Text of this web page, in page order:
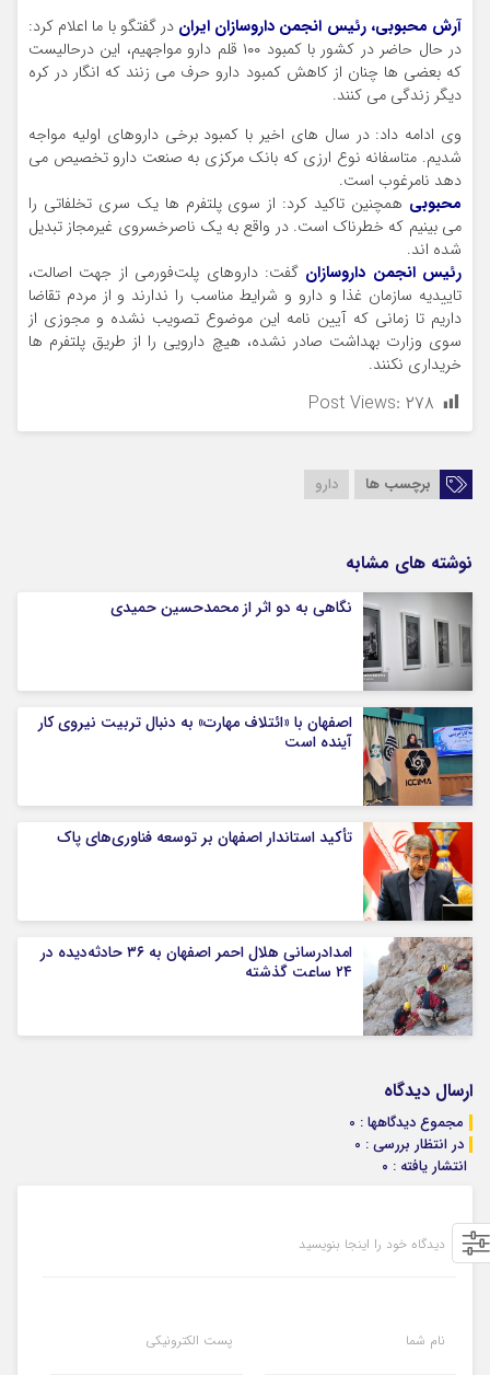
آرش محبوبی، رئیس انجمن داروسازان ایران در گفتگو با ما اعلام کرد:
در حال حاضر در کشور با کمبود ۱۰۰ قلم دارو مواجهیم، این درحالیست
که بعضی ها چنان از کاهش کمبود دارو حرف می زنند که انگار در کره
دیگر زندگی می کنند.
وی ادامه داد: در سال های اخیر با کمبود برخی داروهای اولیه مواجه
شدیم. متاسفانه نوع ارزی که بانک مرکزی به صنعت دارو تخصیص می
دهد نامرغوب است.
محبوبی همچنین تاکید کرد: از سوی پلتفرم ها یک سری تخلفاتی را
می بینیم که خطرناک است. در واقع به یک ناصرخسروی غیرمجاز تبدیل
شده اند.
رئیس انجمن داروسازان گفت: داروهای پلت‌فورمی از جهت اصالت،
تاییدیه سازمان غذا و دارو و شرایط مناسب را ندارند و از مردم تقاضا
داریم تا زمانی که آیین نامه این موضوع تصویب نشده و مجوزی از
سوی وزارت بهداشت صادر نشده، هیچ دارویی را از طریق پلتفرم ها
خریداری نکنند.
Post Views: ۲۷۸
برچسب ها دارو
نوشته های مشابه
نگاهی به دو اثر از محمدحسین حمیدی
اصفهان با «ائتلاف مهارت» به دنبال تربیت نیروی کار
آینده است
تأکید استاندار اصفهان بر توسعه فناوری‌های پاک
امدادرسانی هلال احمر اصفهان به ۳۶ حادثه‌دیده در
۲۴ ساعت گذشته
ارسال دیدگاه
مجموع دیدگاهها : 0
در انتظار بررسی : 0
انتشار یافته : ۰
دیدگاه خود را اینجا بنویسید
نام شما پست الکترونیکی